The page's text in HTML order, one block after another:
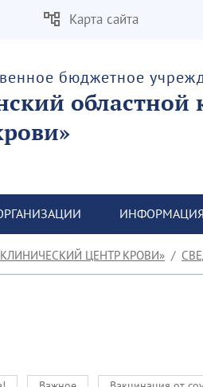
Карта сайта
бюджетное
областной
ЦЕНТР КРОВИ»